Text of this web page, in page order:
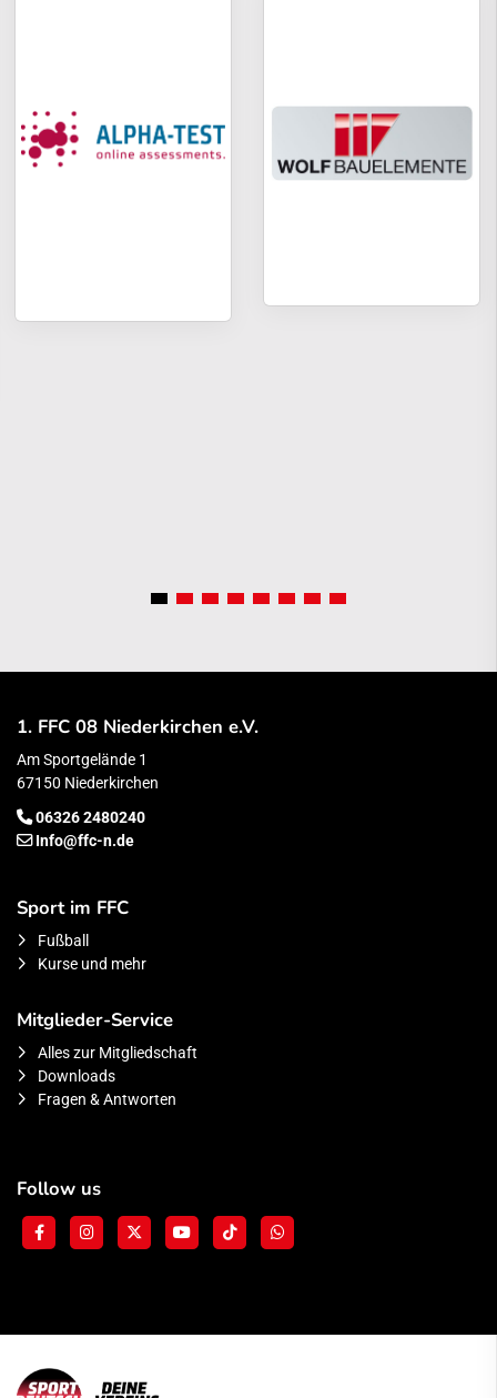
1. FFC 08 Niederkirchen e.V.
Am Sportgelände 1
67150 Niederkirchen
06326 2480240
Info@ffc-n.de
Sport im FFC
Fußball
Kurse und mehr
Mitglieder-Service
Alles zur Mitgliedschaft
Downloads
Fragen & Antworten
Follow us